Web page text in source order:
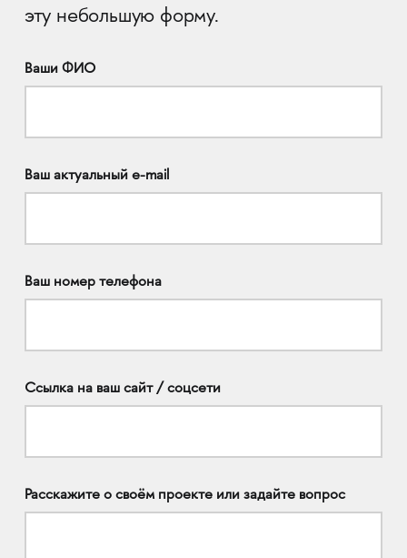
эту небольшую форму.
Ваши ФИО
Ваш актуальный e-mail
Ваш номер телефона
Ссылка на ваш сайт / соцсети
Расскажите о своём проекте или задайте вопрос